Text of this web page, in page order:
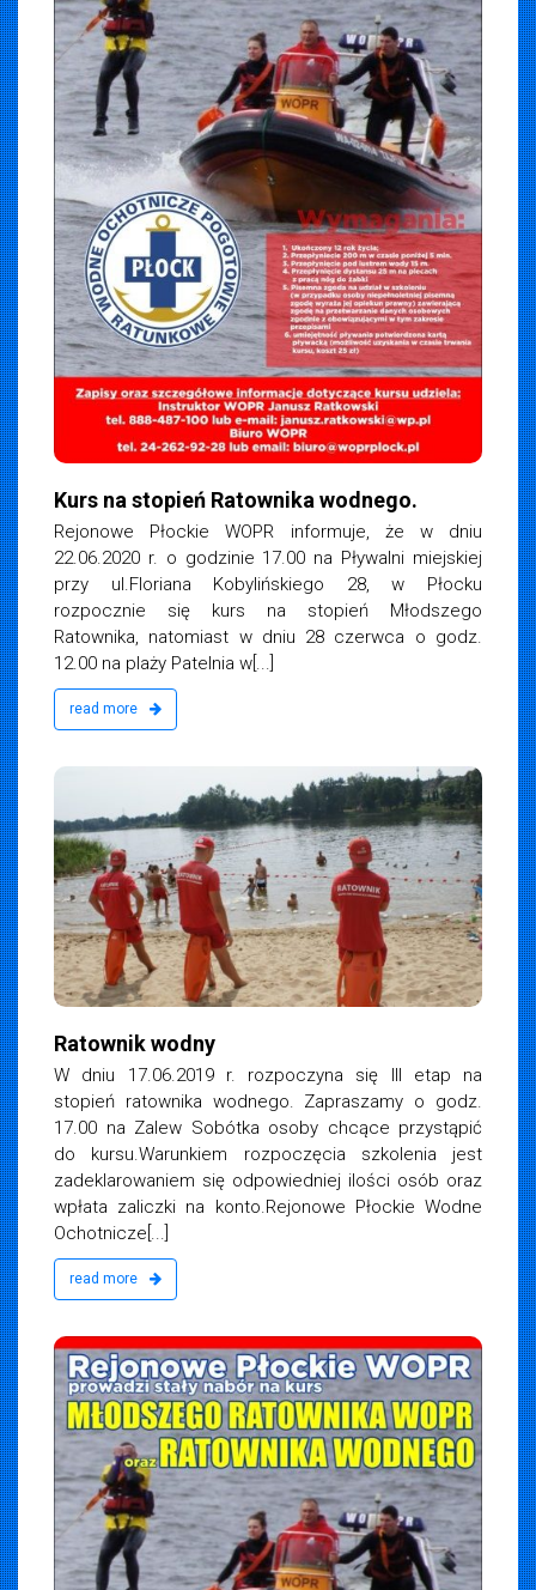
Kurs na stopień Ratownika wodnego.
Rejonowe Płockie WOPR informuje, że w dniu
22.06.2020 r. o godzinie 17.00 na Pływalni miejskiej
przy ul.Floriana Kobylińskiego 28, w Płocku
rozpocznie się kurs na stopień Młodszego
Ratownika, natomiast w dniu 28 czerwca o godz.
12.00 na plaży Patelnia w[...]
read more
Ratownik wodny
W dniu 17.06.2019 r. rozpoczyna się III etap na
stopień ratownika wodnego. Zapraszamy o godz.
17.00 na Zalew Sobótka osoby chcące przystąpić
do kursu.Warunkiem rozpoczęcia szkolenia jest
zadeklarowaniem się odpowiedniej ilości osób oraz
wpłata zaliczki na konto.Rejonowe Płockie Wodne
Ochotnicze[...]
read more